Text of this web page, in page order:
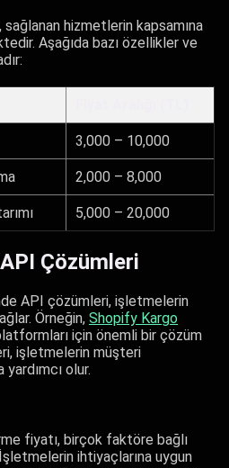
hizmetlerin kapsamına
Aşağıda bazı özellikler ve
3,000 – 10,000
2,000 – 8,000
5,000 – 20,000
Çözümleri
API çözümleri, işletmelerin
Örneğin, Shopify Kargo
için önemli bir çözüm
işletmelerin müşteri
olur.
fiyatı, birçok faktöre bağlı
ihtiyaçlarına uygun